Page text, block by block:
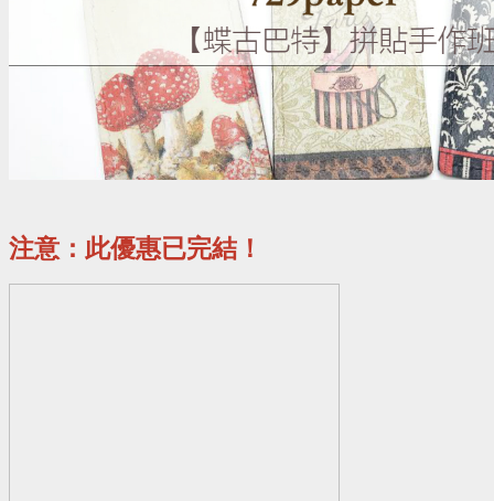
注意：此優惠已完結！